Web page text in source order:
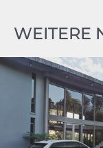
WEITERE